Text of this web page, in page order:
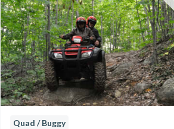
crèmerie ou une micro-brasserie sur le
Cette excursion dans la région de
journée mêlant amusement et détente,
Quad / Buggy